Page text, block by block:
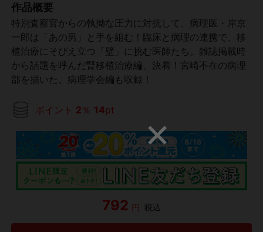
作品概要
特別査察官からの執拗な圧力に対抗して、病理医・岸京
一郎は「あの男」と手を組む！臨床と病理の連携で、移
植治療にそびえ立つ「壁」に挑む医師たち。雑誌掲載時
から話題を呼んだ腎移植治療編、決着！宮崎不在の病理
部を描いた、病理学会編も収録！
ポイント 2 ％ 14pt
792 円 税込